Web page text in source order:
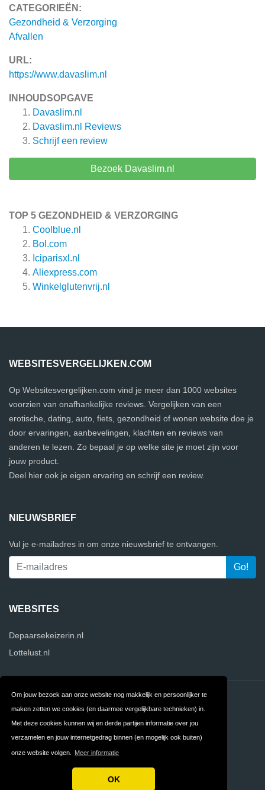
Om jouw bezoek aan onze website nog makkelijk en persoonlijker te
maken zetten we cookies (en daarmee vergelijkbare technieken) in.
Met deze cookies kunnen wij en derde partijen informatie over jou
verzamelen en jouw internetgedrag binnen (en mogelijk ook buiten)
onze website volgen. Meer informatie
OK
CATEGORIEËN:
Gezondheid & Verzorging
Afvallen
URL:
https://www.davaslim.nl
INHOUDSOPGAVE
Davaslim.nl
Davaslim.nl
Reviews
Schrijf een review
Bezoek Davaslim.nl
TOP 5 GEZONDHEID & VERZORGING
Coolblue.nl
Bol.com
Iciparisxl.nl
Aliexpress.com
Winkelglutenvrij.nl
WEBSITESVERGELIJKEN.COM
Op Websitesvergelijken.com vind je meer dan 1000 websites
voorzien van onafhankelijke reviews. Vergelijken van een
erotische, dating, auto, fiets, gezondheid of wonen website doe je
door ervaringen, aanbevelingen, klachten en reviews van
anderen te lezen. Zo bepaal je op welke site je moet zijn voor
jouw product.
Deel hier ook je eigen ervaring en schrijf een review.
NIEUWSBRIEF
Vul je e-mailadres in om onze nieuwsbrief te ontvangen.
WEBSITES
Depaarsekeizerin.nl
Lottelust.nl
Contact Over ons
Privacy Algemene
Voorwaarden
Copyright © 2026 Websitesvergelijken.com